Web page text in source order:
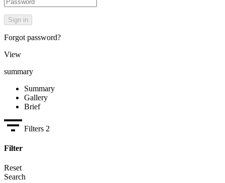
Forgot password?
View
summary
Summary
Gallery
Brief
Filters 2
Filter
Reset
Search